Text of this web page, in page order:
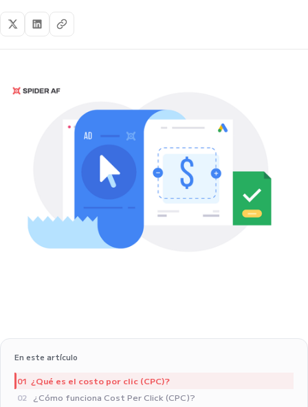
En este artículo
01 ¿Qué es el costo por clic (CPC)?
02 ¿Cómo funciona Cost Per Click (CPC)?